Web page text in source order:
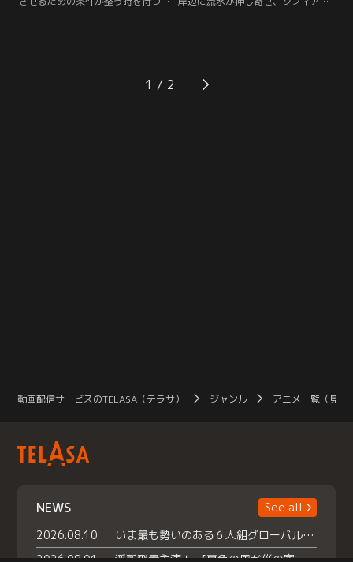
ロランケ、ウイルクの3人。彼らは
ウラジオストクで写真館を営む長谷
穴の完成に手間取ったことに加え、
外には獰猛なアムールトラが出現す
1
動画配信サービスのTELASA（テラサ） ジャンル アニメ一覧（見放
NEWS
See all
2026.08.10
いま最も勢いのある６人組グローバルグル ープ NCT WISHの地上波初冠特番 『NCT WISHの放課後グランプリ』放送決定 メンバーたちが３ペアに分かれ 【平成】をテーマにしたスペシャル企画 で対決 番組撮り下ろしのパフォーマンスも！ TELASA（テラサ）では放送終了後から オリジナルコンテンツを大量配信！